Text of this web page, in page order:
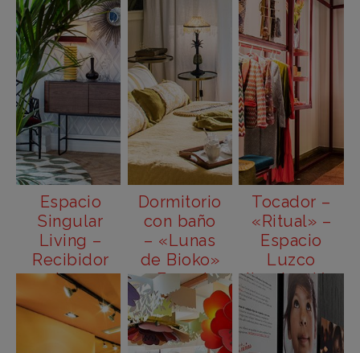
Espacio
Singular
Living –
Recibidor
«Long
Island:
summer
of 1922»
Dormitorio
con baño
– «Lunas
de Bioko»
– Espacio
Miapetra
Tocador –
«Ritual» –
Espacio
Luzco
Iluminación